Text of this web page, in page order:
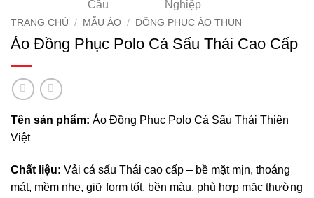
TRANG CHỦ / MẪU ÁO / ĐỒNG PHỤC ÁO THUN
Áo Đồng Phục Polo Cá Sấu Thái Cao Cấp
Tên sản phẩm: Áo Đồng Phục Polo Cá Sấu Thái Thiên
Việt
Chất liệu: Vải cá sấu Thái cao cấp – bề mặt mịn, thoáng
mát, mềm nhẹ, giữ form tốt, bền màu, phù hợp mặc thường